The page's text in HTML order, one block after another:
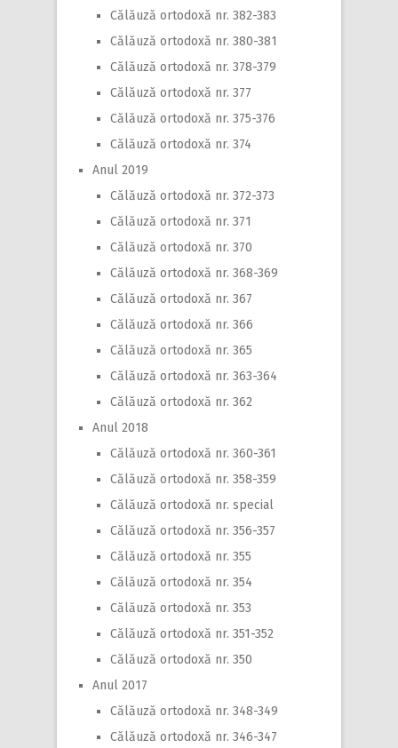
Călăuză ortodoxă nr. 382-383
Călăuză ortodoxă nr. 380-381
Călăuză ortodoxă nr. 378-379
Călăuză ortodoxă nr. 377
Călăuză ortodoxă nr. 375-376
Călăuză ortodoxă nr. 374
Anul 2019
Călăuză ortodoxă nr. 372-373
Călăuză ortodoxă nr. 371
Călăuză ortodoxă nr. 370
Călăuză ortodoxă nr. 368-369
Călăuză ortodoxă nr. 367
Călăuză ortodoxă nr. 366
Călăuză ortodoxă nr. 365
Călăuză ortodoxă nr. 363-364
Călăuză ortodoxă nr. 362
Anul 2018
Călăuză ortodoxă nr. 360-361
Călăuză ortodoxă nr. 358-359
Călăuză ortodoxă nr. special
Călăuză ortodoxă nr. 356-357
Călăuză ortodoxă nr. 355
Călăuză ortodoxă nr. 354
Călăuză ortodoxă nr. 353
Călăuză ortodoxă nr. 351-352
Călăuză ortodoxă nr. 350
Anul 2017
Călăuză ortodoxă nr. 348-349
Călăuză ortodoxă nr. 346-347